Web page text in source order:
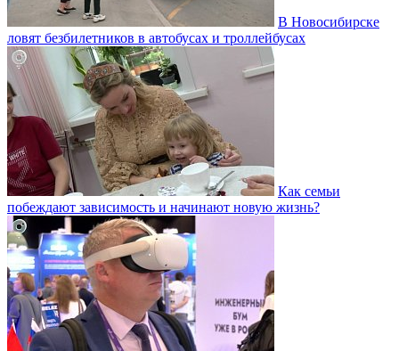
В Новосибирске
ловят безбилетников в автобусах и троллейбусах
Как семьи
побеждают зависимость и начинают новую жизнь?